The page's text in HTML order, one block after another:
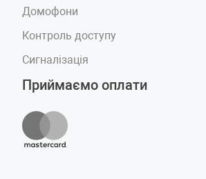
Приймаємо оплати
Домофони
Контроль доступу
Сигналізація